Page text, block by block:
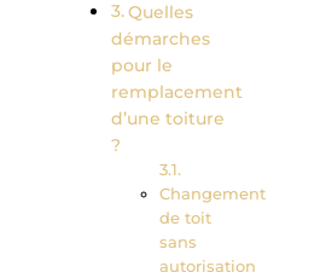
Quelles
démarches
pour le
remplacement
d’une toiture
?
Changement
de toit
sans
autorisation